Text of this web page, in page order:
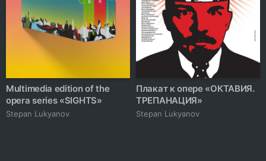
Multimedia edition of the
opera series «SIGHTS»
Stepan Lukyanov
Плакат к опере «ОКТАВИЯ.
ТРЕПАНАЦИЯ»
Stepan Lukyanov